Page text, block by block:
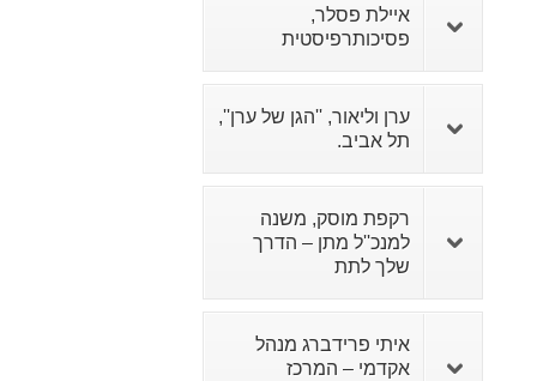
איילת פסלר,
פסיכותרפיסטית
ערן וליאור, ''הגן של ערן'',
תל אביב.
רקפת מוסק, משנה
למנכ''ל מתן – הדרך
שלך לתת
איתי פרידברג מנהל
אקדמי – המרכז